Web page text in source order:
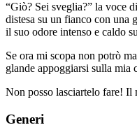
“Giò? Sei sveglia?” la voce
distesa su un fianco con una
il suo odore intenso e caldo
Se ora mi scopa non potrò
glande appoggiarsi sulla
Non posso lasciartelo fare!
Generi